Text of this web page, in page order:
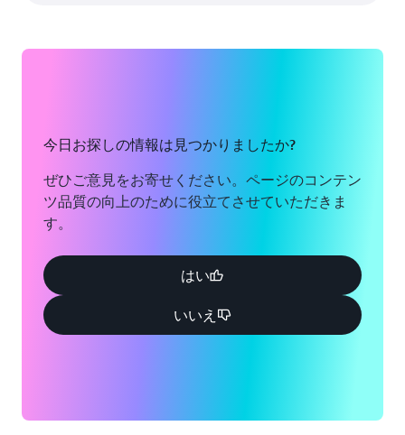
今日お探しの情報は見つかりましたか?
ぜひご意見をお寄せください。ページのコンテン
ツ品質の向上のために役立てさせていただきま
す。
はい
いいえ